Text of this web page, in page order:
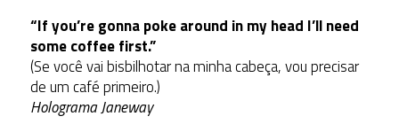
“If you’re gonna poke around in my head I’ll need
some coffee first.”
(Se você vai bisbilhotar na minha cabeça, vou precisar
de um café primeiro.)
Holograma Janeway